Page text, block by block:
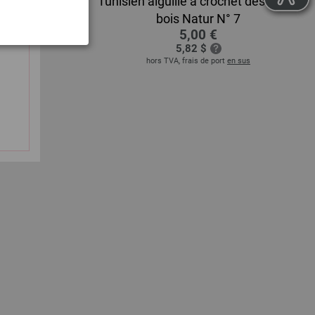
bois Natur N° 7
5,00 €
5,82 $
hors TVA, frais de port en sus